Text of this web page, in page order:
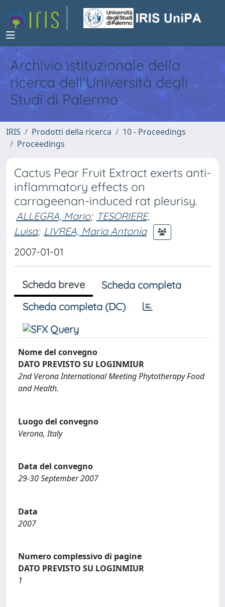
Archivio istituzionale della
ricerca dell'Università degli
Studi di Palermo
IRIS Prodotti della ricerca
10 - Proceedings
Proceedings
Cactus Pear Fruit Extract exerts anti-
inflammatory effects on
carrageenan-induced rat pleurisy.
ALLEGRA, Mario; TESORIERE,
Luisa; LIVREA, Maria Antonia
2007-01-01
Scheda breve
Scheda completa
Scheda completa (DC)
Nome del convegno
DATO PREVISTO SU LOGINMIUR
2nd Verona International Meeting Phytotherapy Food
and Health.
Luogo del convegno
Verona, Italy
Data del convegno
29-30 September 2007
Data
2007
Numero complessivo di pagine
DATO PREVISTO SU LOGINMIUR
1